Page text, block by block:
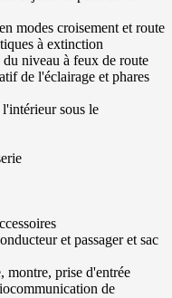
modes croisement et route
à extinction
niveau à feux de route
de l'éclairage et phares
l'intérieur sous le
et passager et sac
montre, prise d'entrée
de